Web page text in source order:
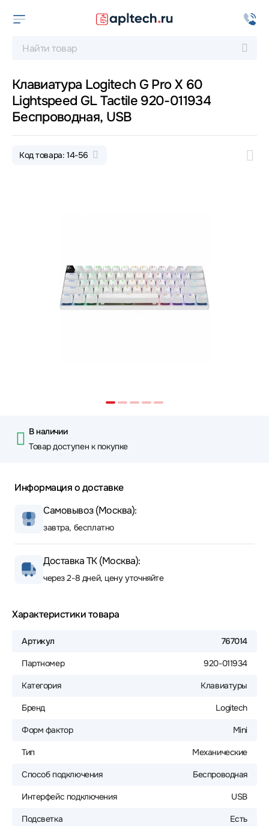
Клавиатура Logitech G Pro X 60
Lightspeed GL Tactile 920-011934
Беспроводная, USB
Код товара: 14-56
В наличии
Товар доступен к покупке
Информация о доставке
Самовывоз (Москва):
завтра, бесплатно
Доставка ТК (Москва):
через 2-8 дней, цену уточняйте
Характеристики товара
Артикул 767014
Партномер 920-011934
Категория Клавиатуры
Бренд Logitech
Форм фактор Mini
Тип Механические
Способ подключения Беспроводная
Интерфейс подключения USB
Подсветка Есть